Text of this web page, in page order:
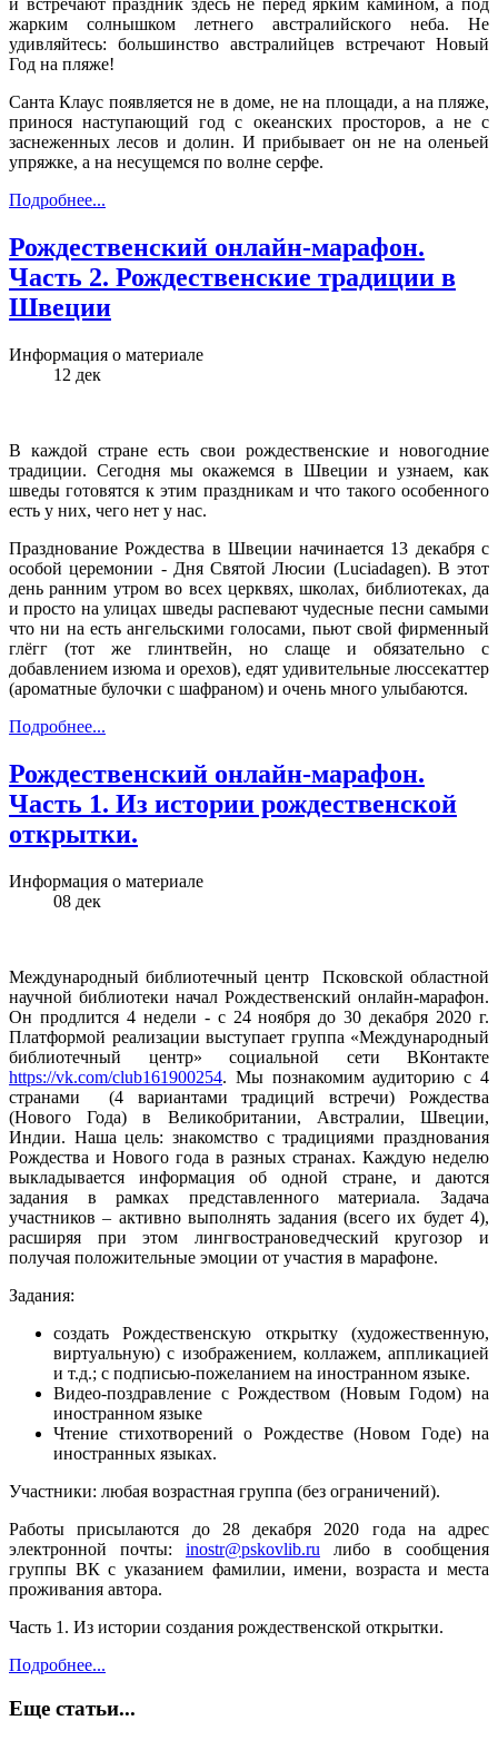
и встречают праздник здесь не перед ярким камином, а под
жарким солнышком летнего австралийского неба. Не
удивляйтесь: большинство австралийцев встречают Новый
Год на пляже!
Санта Клаус появляется не в доме, не на площади, а на пляже,
принося наступающий год с океанских просторов, а не с
заснеженных лесов и долин. И прибывает он не на оленьей
упряжке, а на несущемся по волне серфе.
Подробнее...
Рождественский онлайн-марафон.
Часть 2. Рождественские традиции в
Швеции
Информация о материале
12 дек
В каждой стране есть свои рождественские и новогодние
традиции. Сегодня мы окажемся в Швеции и узнаем, как
шведы готовятся к этим праздникам и что такого особенного
есть у них, чего нет у нас.
Празднование Рождества в Швеции начинается 13 декабря с
особой церемонии - Дня Святой Люсии (Luciadagen). В этот
день ранним утром во всех церквях, школах, библиотеках, да
и просто на улицах шведы распевают чудесные песни самыми
что ни на есть ангельскими голосами, пьют свой фирменный
глёгг (тот же глинтвейн, но слаще и обязательно с
добавлением изюма и орехов), едят удивительные люссекаттер
(ароматные булочки с шафраном) и очень много улыбаются.
Подробнее...
Рождественский онлайн-марафон.
Часть 1. Из истории рождественской
открытки.
Информация о материале
08 дек
Международный библиотечный центр Псковской областной
научной библиотеки начал Рождественский онлайн-марафон.
Он продлится 4 недели - с 24 ноября до 30 декабря 2020 г.
Платформой реализации выступает группа «Международный
библиотечный центр» социальной сети ВКонтакте
https://vk.com/club161900254. Мы познакомим аудиторию с 4
странами (4 вариантами традиций встречи) Рождества
(Нового Года) в Великобритании, Австралии, Швеции,
Индии. Наша цель: знакомство с традициями празднования
Рождества и Нового года в разных странах. Каждую неделю
выкладывается информация об одной стране, и даются
задания в рамках представленного материала. Задача
участников – активно выполнять задания (всего их будет 4),
расширяя при этом лингвострановедческий кругозор и
получая положительные эмоции от участия в марафоне.
Задания:
создать Рождественскую открытку (художественную,
виртуальную) с изображением, коллажем, аппликацией
и т.д.; с подписью-пожеланием на иностранном языке.
Видео-поздравление с Рождеством (Новым Годом) на
иностранном языке
Чтение стихотворений о Рождестве (Новом Годе) на
иностранных языках.
Участники: любая возрастная группа (без ограничений).
Работы присылаются до 28 декабря 2020 года на адрес
электронной почты: inostr@pskovlib.ru либо в сообщения
группы ВК с указанием фамилии, имени, возраста и места
проживания автора.
Часть 1. Из истории создания рождественской открытки.
Подробнее...
Еще статьи...